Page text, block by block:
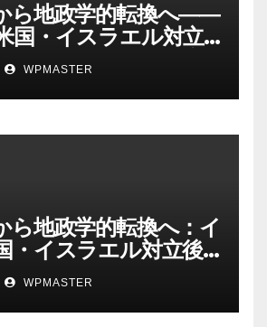
ら地政学的転換へ――
国・イスラエル対立
力、抵抗、世界秩序
-第２部
WPMASTER
ら地政学的転換へ：イ
・イスラエル対立後
ける権力・抵抗・世
義ー第１部
WPMASTER